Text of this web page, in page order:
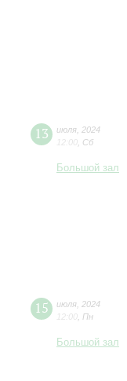
13 июля 2024
12:00 Сб
Большой зал
15 июля 2024
12:00 Пн
Большой зал